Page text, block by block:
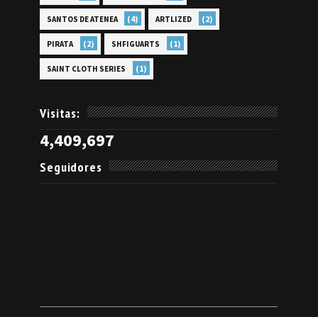
SANTOS DE ATENEA (4) ARTLIZED (2)
PIRATA (2) SHFIGUARTS (1)
SAINT CLOTH SERIES (1)
Visitas:
4,409,697
Seguidores